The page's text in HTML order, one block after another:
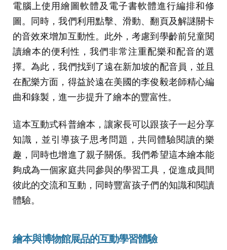
電腦上使用繪圖軟體及電子書軟體進行編排和修
圖。同時，我們利用點擊、滑動、翻頁及解謎關卡
的音效來增加互動性。此外，考慮到學齡前兒童閱
讀繪本的便利性，我們非常注重配樂和配音的選
擇。為此，我們找到了遠在新加坡的配音員，並且
在配樂方面，得益於遠在美國的李俊毅老師精心編
曲和錄製，進一步提升了繪本的豐富性。
這本互動式科普繪本，讓家長可以跟孩子一起分享
知識，並引導孩子思考問題，共同體驗閱讀的樂
趣，同時也增進了親子關係。我們希望這本繪本能
夠成為一個家庭共同參與的學習工具，促進成員間
彼此的交流和互動，同時豐富孩子們的知識和閱讀
體驗。
繪本與博物館展品的互動學習體驗